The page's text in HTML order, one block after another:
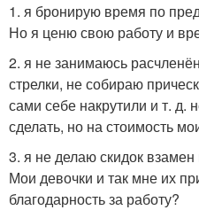
1. я бронирую время по
Но я ценю свою работу и
2. я не занимаюсь
стрелки, не собираю
сами себе накрутили и т. д.
сделать, но на стоимость
3. я не делаю скидок
Мои девочки и так мне их
благодарность за работу?